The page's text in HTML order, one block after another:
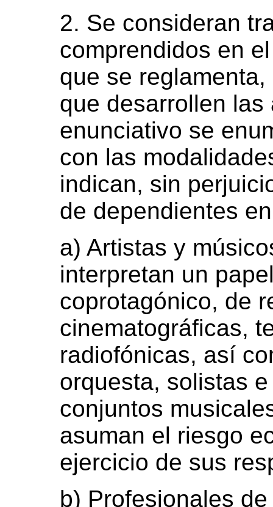
2. Se consideran
comprendidos en
que se
que desarrollen
enunciativo se
con las
indican, sin
de dependientes
a) Artistas y
interpretan un
coprotagónico, de
cinematográficas,
radiofónicas, así
orquesta, solistas
conjuntos
asuman el riesgo
ejercicio de sus
b) Profesionales